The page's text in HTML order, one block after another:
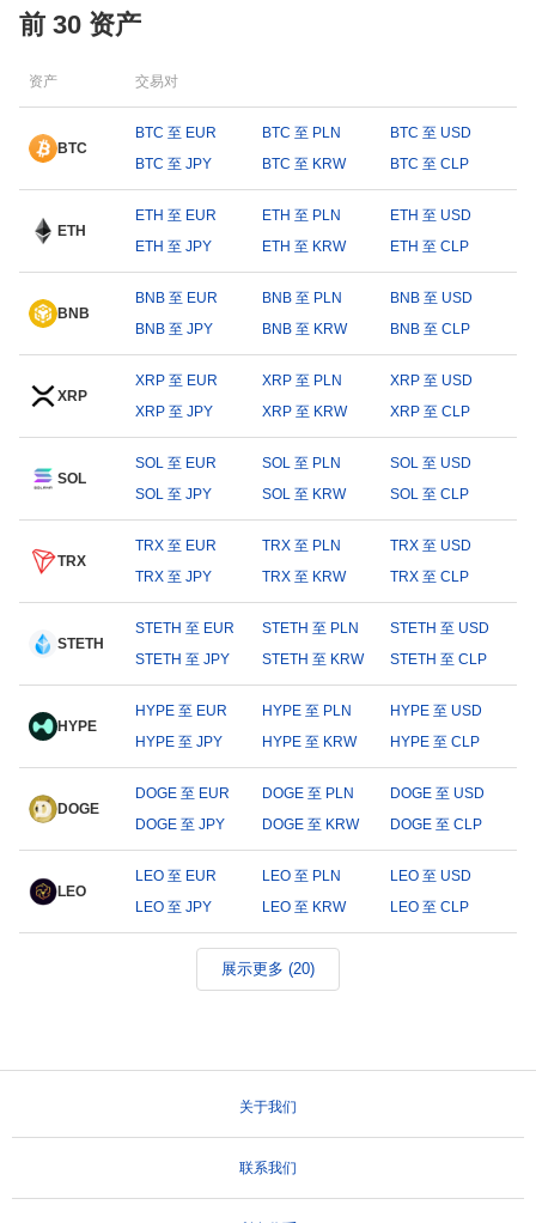
前 30 资产
资产 交易对
BTC
BTC 至 EUR BTC 至 PLN
BTC 至 USD
BTC 至 JPY
BTC 至 KRW BTC 至 CLP
ETH
ETH 至 EUR ETH 至 PLN
ETH 至 USD
ETH 至 JPY
ETH 至 KRW ETH 至 CLP
BNB
BNB 至 EUR BNB 至 PLN
BNB 至 USD
BNB 至 JPY
BNB 至 KRW BNB 至 CLP
XRP
XRP 至 EUR XRP 至 PLN
XRP 至 USD
XRP 至 JPY
XRP 至 KRW XRP 至 CLP
SOL
SOL 至 EUR SOL 至 PLN
SOL 至 USD
SOL 至 JPY
SOL 至 KRW SOL 至 CLP
TRX
TRX 至 EUR TRX 至 PLN
TRX 至 USD
TRX 至 JPY
TRX 至 KRW TRX 至 CLP
STETH
STETH 至 EUR STETH 至 PLN
STETH 至 USD
STETH 至 JPY
STETH 至 KRW STETH 至 CLP
HYPE
HYPE 至 EUR HYPE 至 PLN
HYPE 至 USD
HYPE 至 JPY
HYPE 至 KRW HYPE 至 CLP
DOGE
DOGE 至 EUR DOGE 至 PLN
DOGE 至 USD
DOGE 至 JPY
DOGE 至 KRW DOGE 至 CLP
LEO
LEO 至 EUR LEO 至 PLN
LEO 至 USD
LEO 至 JPY
LEO 至 KRW LEO 至 CLP
展示更多 (20)
关于我们
联系我们